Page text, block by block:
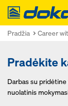
Doka
Pradžia Career
Pradėkite
Darbas su
nuolatinis